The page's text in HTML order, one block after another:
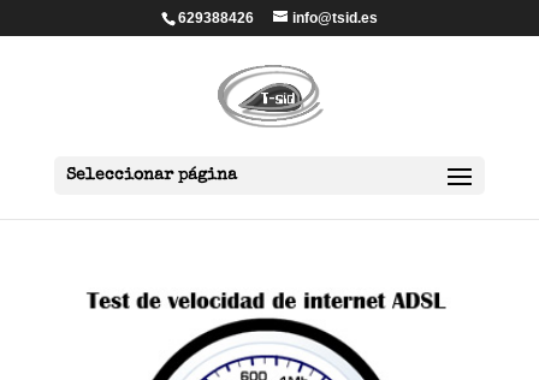
629388426 info@tsid.es
Seleccionar página